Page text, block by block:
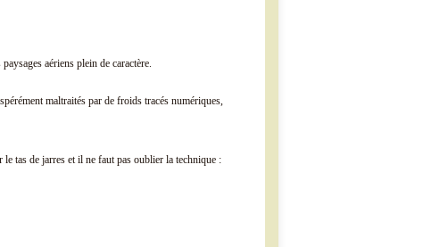
aériens plein de caractère.
maltraités par de froids tracés numériques,
tas de jarres et il ne faut pas oublier la technique :